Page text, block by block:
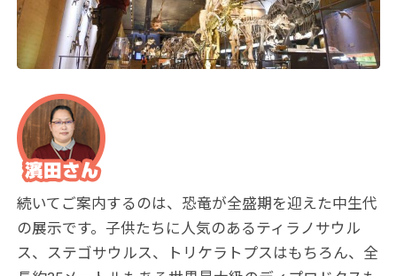
続いてご案内するのは、恐竜が全盛期を迎えた中生代
の展示です。子供たちに人気のあるティラノサウル
ス、ステゴサウルス、トリケラトプスはもちろん、全